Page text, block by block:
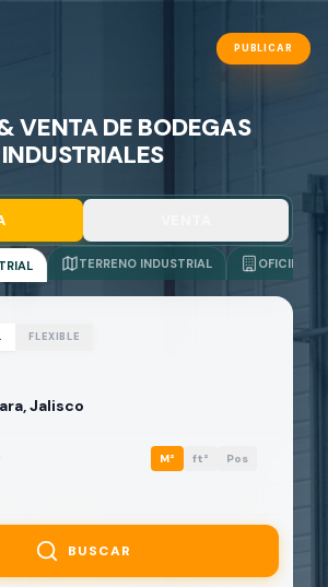
PUBLICAR
VENTA DE BODEGAS
INDUSTRIALES
TERRENO INDUSTRIAL OFICINAS
FLEXIBLE
M² ft² Pos
BUSCAR